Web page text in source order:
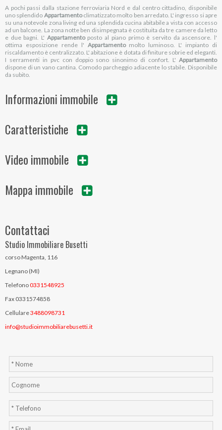
A pochi passi dalla stazione ferroviaria Nord e dal centro cittadino, disponibile
uno splendido Appartamentoclimatizzato molto ben arredato. L' ingresso si apre
su una notevole zona living ed una splendida cucina abitabile a vista con accesso
ad un balcone. La zona notte ben disimpegnata è costituita da tre camere da letto
e due bagni. L' Appartamentoposto al piano primo è servito da ascensore. l'
ottima esposizione rende l' Appartamentomolto luminoso. L' impianto di
riscaldamento è centralizzato. L' abitazione è dotata di finiture sobrie ed eleganti.
I serramenti in pvc con doppio sono sinonimo di confort. L' Appartamento
dispone di un vano cantina. Comodo parcheggio adiacente lo stabile. Disponibile
da subito.
Informazioni immobile
Caratteristiche
Video immobile
Mappa immobile
Contattaci
Studio Immobiliare Busetti
corso Magenta, 116
Legnano (MI)
Telefono0331548925
Fax 0331574858
Cellulare3488098731
info@studioimmobiliarebusetti.it